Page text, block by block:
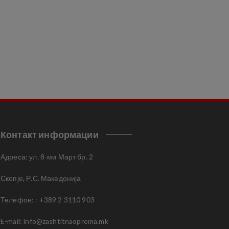
Контакт информации
Адреса: ул. 8-ми Март бр. 2
Скопје, Р.С. Македонија
Телефон: : +389 2 3110 903
E-mail: info@zashtitnaoprema.mk